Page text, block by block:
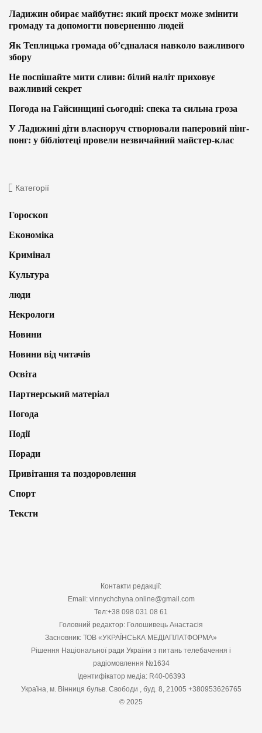
Ладижин обирає майбутнє: який проєкт може змінити
громаду та допомогти поверненню людей
Як Теплицька громада об’єдналася навколо важливого
збору
Не поспішайте мити сливи: білий наліт приховує
важливий секрет
Погода на Гайсинщині сьогодні: спека та сильна гроза
У Ладижині діти власноруч створювали паперовий пінг-
понг: у бібліотеці провели незвичайний майстер-клас
Категорії
Гороскоп
Економіка
Кримінал
Культура
люди
Некрологи
Новини
Новини від читачів
Освіта
Партнерський матеріал
Погода
Події
Поради
Привітання та поздоровлення
Спорт
Тексти
Контакти редакції:
Email: vinnychchyna.online@gmail.com
Тел:+38 098 031 08 61
Головний редактор: Голошивець Анастасія
Засновник: ТОВ «УКРАЇНСЬКА МЕДІАПЛАТФОРМА»
Рішення Національної ради України з питань телебачення і
радіомовлення №1634
Ідентифікатор медіа: R40-06393
Україна, м. Вінниця бульв. Свободи , буд. 8, 21005 +380953626765
© 2025